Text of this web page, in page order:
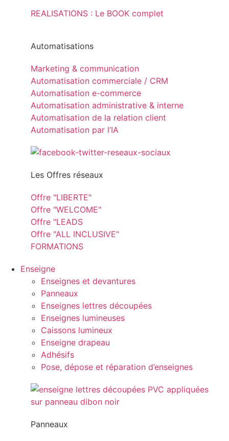
REALISATIONS : Le BOOK complet
Automatisations
Marketing & communication
Automatisation commerciale / CRM
Automatisation e-commerce
Automatisation administrative & interne
Automatisation de la relation client
Automatisation par l’IA
Les Offres réseaux
Offre "LIBERTE"
Offre "WELCOME"
Offre "LEADS
Offre "ALL INCLUSIVE"
FORMATIONS
Enseigne
Enseignes et devantures
Panneaux
Enseignes lettres découpées
Enseignes lumineuses
Caissons lumineux
Enseigne drapeau
Adhésifs
Pose, dépose et réparation d’enseignes
Panneaux